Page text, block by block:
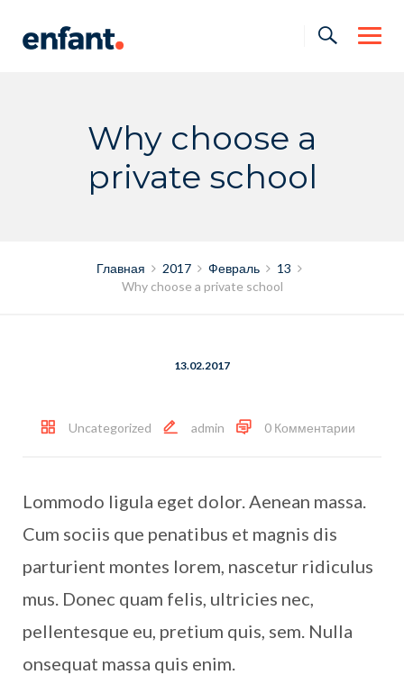
content
Why choose a
private school
Главная 2017 Февраль
13
Why choose a private school
13.02.2017
Uncategorized admin 0 Комментарии
Lommodo ligula eget dolor. Aenean massa.
Cum sociis que penatibus et magnis dis
parturient montes lorem, nascetur ridiculus
mus. Donec quam felis, ultricies nec,
pellentesque eu, pretium quis, sem. Nulla
onsequat massa quis enim.